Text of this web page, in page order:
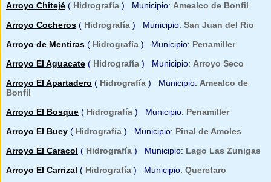
Arroyo Chitejé ( Hidrografía ) Municipio: Amealco de Bonfil
Arroyo Cocheros ( Hidrografía ) Municipio: San Juan del Rio
Arroyo de Mentiras ( Hidrografía ) Municipio: Penamiller
Arroyo El Aguacate ( Hidrografía ) Municipio: Arroyo Seco
Arroyo El Apartadero ( Hidrografía ) Municipio: Amealco de
Bonfil
Arroyo El Bosque ( Hidrografía ) Municipio: Penamiller
Arroyo El Buey ( Hidrografía ) Municipio: Pinal de Amoles
Arroyo El Caracol ( Hidrografía ) Municipio: Lago Las Zunigas
Arroyo El Carrizal ( Hidrografía ) Municipio: Queretaro